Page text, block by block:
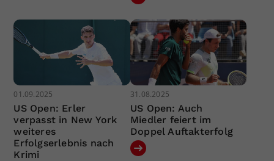
01.09.2025
US Open: Erler
verpasst in New York
weiteres
Erfolgserlebnis nach
Krimi
31.08.2025
US Open: Auch
Miedler feiert im
Doppel Auftakterfolg